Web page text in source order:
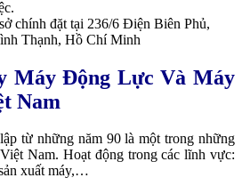
chính đặt tại 236/6 Điện Biên Phủ,
Thạnh, Hồ Chí Minh
Máy Động Lực Và Máy
Nam
từ những năm 90 là một trong những
Nam. Hoạt động trong các lĩnh vực:
xuất máy,…